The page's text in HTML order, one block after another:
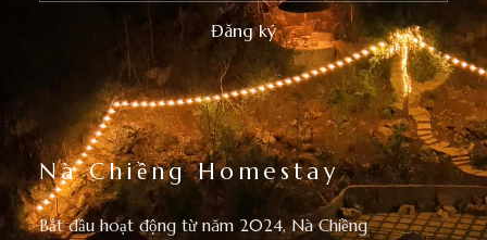
Nà Chiềng Homestay
Bắt đầu hoạt động từ năm 2024, Nà Chiềng